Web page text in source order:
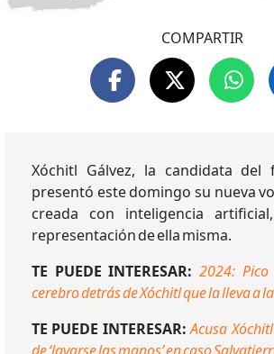
COMPARTIR
Xóchitl Gálvez, la candidata del
presentó este domingo su nueva
creada con inteligencia
representación de ella misma.
TE PUEDE INTERESAR: 2024: Pico
cerebro detrás de Xóchitl que la lleva a
TE PUEDE INTERESAR:Acusa